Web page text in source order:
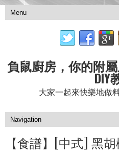
負鼠廚房，你的附
DIY
大家一起來快樂地做
【食譜】[中式] 黑